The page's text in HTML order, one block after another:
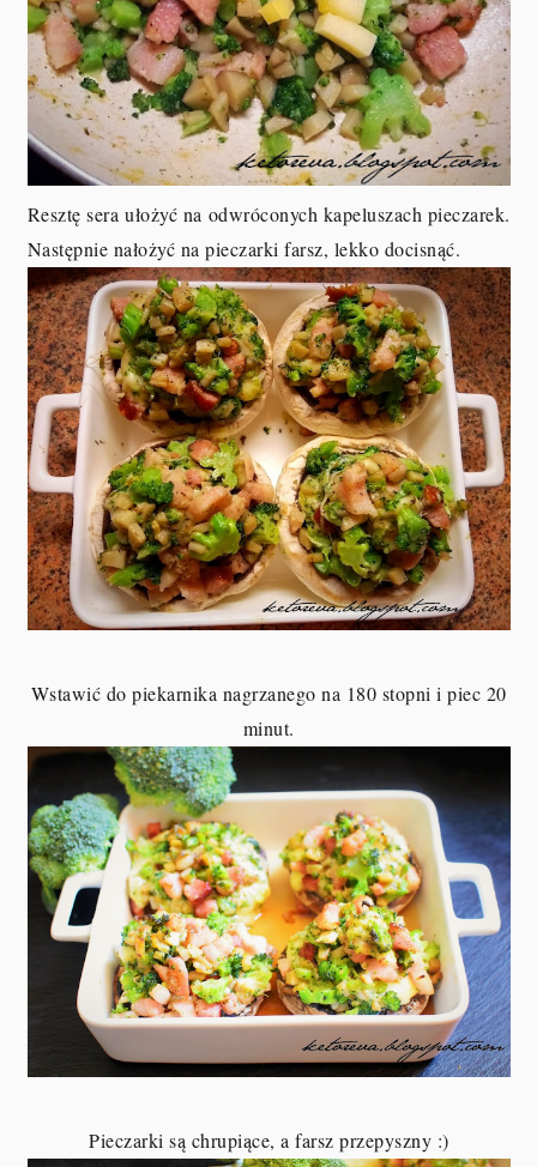
Resztę sera ułożyć na odwróconych kapeluszach pieczarek.
Następnie nałożyć na pieczarki farsz, lekko docisnąć.
Wstawić do piekarnika nagrzanego na 180 stopni i piec 20
minut.
Pieczarki są chrupiące, a farsz przepyszny :)